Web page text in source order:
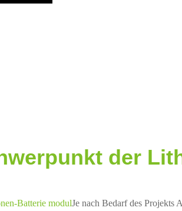
der
Batterie modulJe nach Bedarf des Projekts